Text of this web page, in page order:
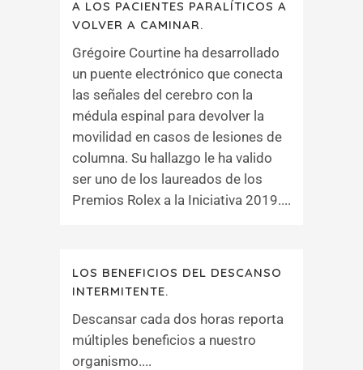
A LOS PACIENTES PARALÍTICOS A
VOLVER A CAMINAR.
Grégoire Courtine ha desarrollado
un puente electrónico que conecta
las señales del cerebro con la
médula espinal para devolver la
movilidad en casos de lesiones de
columna. Su hallazgo le ha valido
ser uno de los laureados de los
Premios Rolex a la Iniciativa 2019....
LOS BENEFICIOS DEL DESCANSO
INTERMITENTE.
Descansar cada dos horas reporta
múltiples beneficios a nuestro
organismo....